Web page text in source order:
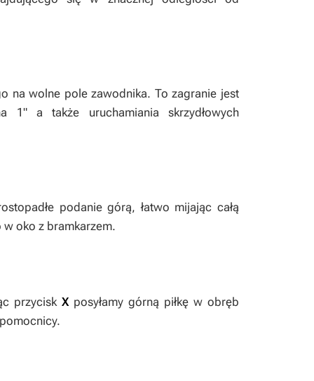
na wolne pole zawodnika. To zagranie jest
a także uruchamiania skrzydłowych
podanie górą, łatwo mijając całą
oko z bramkarzem.
przycisk Xposyłamy górną piłkę w obręb